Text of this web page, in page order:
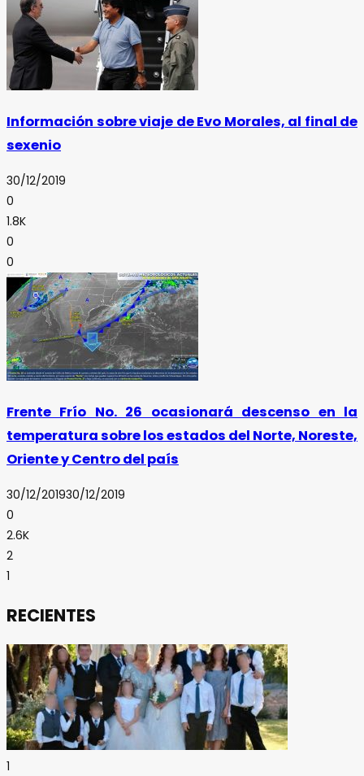
Información sobre viaje de Evo Morales, al final de
sexenio
30/12/2019
0
1.8K
0
0
Frente Frío No. 26 ocasionará descenso en la
temperatura sobre los estados del Norte, Noreste,
Oriente y Centro del país
30/12/201930/12/2019
0
2.6K
2
1
RECIENTES
1